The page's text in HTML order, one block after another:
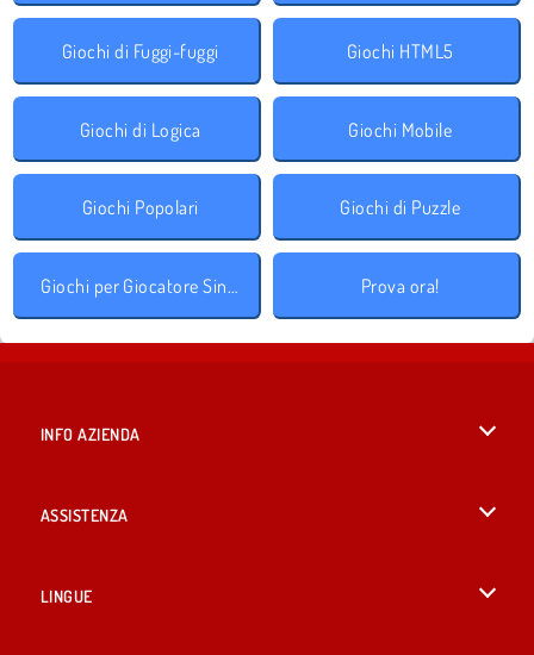
Giochi di Fuggi-fuggi Giochi HTML5
Giochi di Logica Giochi Mobile
Giochi Popolari Giochi di Puzzle
Giochi per Giocatore Singolo Prova ora!
INFO AZIENDA
ASSISTENZA
LINGUE